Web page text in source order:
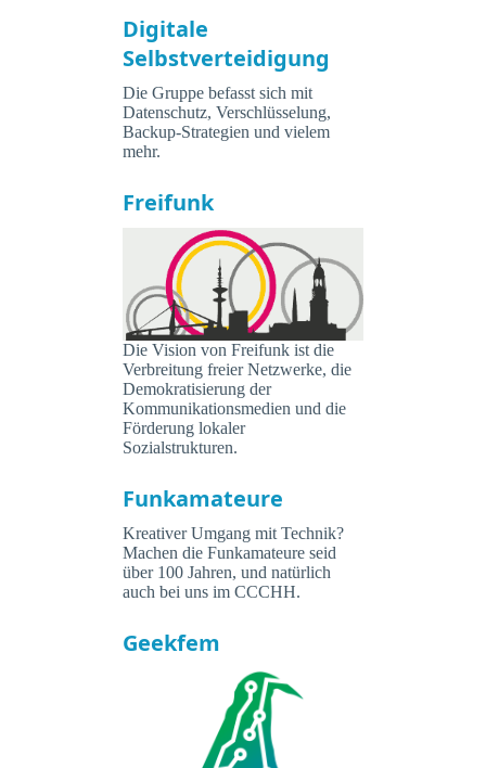
Digitale
Selbstverteidigung
Die Gruppe befasst sich mit
Datenschutz, Verschlüsselung,
Backup-Strategien und vielem
mehr.
Freifunk
Die Vision von Freifunk ist die
Verbreitung freier Netzwerke, die
Demokratisierung der
Kommunikationsmedien und die
Förderung lokaler
Sozialstrukturen.
Funkamateure
Kreativer Umgang mit Technik?
Machen die Funkamateure seid
über 100 Jahren, und natürlich
auch bei uns im CCCHH.
Geekfem